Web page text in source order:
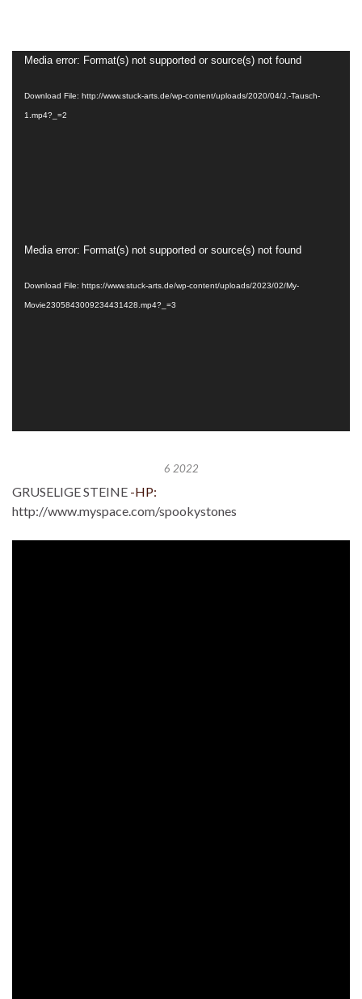
Video
Media error: Format(s) not supported or source(s) not found
Download File: http://www.stuck-arts.de/wp-content/uploads/2020/04/J.-Tausch-
1.mp4?_=2
Video
Media error: Format(s) not supported or source(s) not found
Download File: https://www.stuck-arts.de/wp-content/uploads/2023/02/My-
Movie2305843009234431428.mp4?_=3
6 2022
GRUSELIGE STEINE -HP:
http://www.myspace.com/spookystones